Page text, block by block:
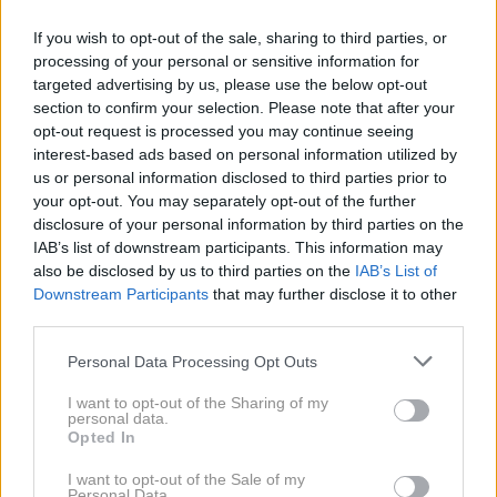
If you wish to opt-out of the sale, sharing to third parties, or
processing of your personal or sensitive information for
targeted advertising by us, please use the below opt-out
section to confirm your selection. Please note that after your
opt-out request is processed you may continue seeing
interest-based ads based on personal information utilized by
us or personal information disclosed to third parties prior to
your opt-out. You may separately opt-out of the further
disclosure of your personal information by third parties on the
IAB’s list of downstream participants. This information may
also be disclosed by us to third parties on the IAB’s List of
Downstream Participants that may further disclose it to other
Please note that this website/app uses one or more Google
not limited to your visit or usage behaviour. You may click to
grant or deny consent to Google and its third-party tags to
use your data for below specified purposes in below Google
consent section.
Personal Data Processing Opt Outs
I want to opt-out of the Sharing of my
personal data.
Opted In
I want to opt-out of the Sale of my
A ena od teh serij je pritegnila mojo pozornost. Mlad
fante se je v Združenih državah (kje pa drugje)
postavil na mesta, kjer se zbirajo bogati in
privilegirani, ter voznike prestižnih avtomobilov kar
skozi okno spraševal, kaj so po poklicu … Seveda v
kontekstu, kako si lahko privoščijo tako ekskluziven,
poseben in posledično tudi dragocen avto. Fant je
imel nekako naiven in prisrčen nastop in srca so mu
odpirali vsi – od bančnikov do športnikov, kriminalcev,
glasbenikov, bogatih dedinj, prostitutk in
nepremičninskih agentov. Skoraj ni imel slabe
tako da sem svoje kategorično odklanjanje instantnih
internetnih vsebin vsaj omilil.